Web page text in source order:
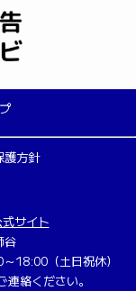
護方針
サイト
谷
18:00（土日祝休）
連絡ください。